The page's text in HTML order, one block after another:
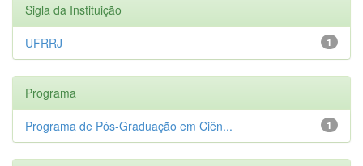
Sigla da Instituição
1
UFRRJ
Programa
1
Programa de Pós-Graduação em Ciên...